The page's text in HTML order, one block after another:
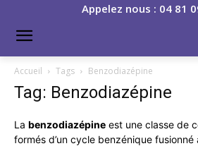
Appelez nous : 04 81
Accueil Tags Benzodiazépine
Tag: Benzodiazépine
La benzodiazépine est une classe de
formés d’un cycle benzénique fusionné